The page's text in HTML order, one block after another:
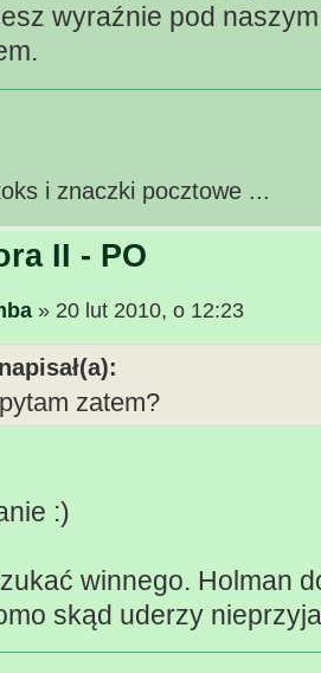
wyraźnie pod
i znaczki pocztowe ...
II - PO
» 20 lut 2010, o 12:23
zatem?
:)
winnego. Holman
skąd uderzy